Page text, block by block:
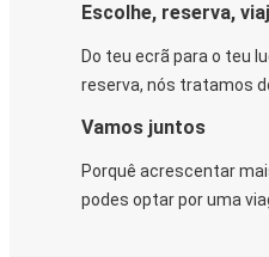
Escolhe, reserva,
Do teu ecrã para o teu
reserva, nós tratamos
Vamos juntos
Porquê acrescentar
podes optar por uma